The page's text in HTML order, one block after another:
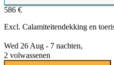
586 €
Excl. Calamiteitendekking en
Wed 26 Aug - 7 nachten,
2 volwassenen